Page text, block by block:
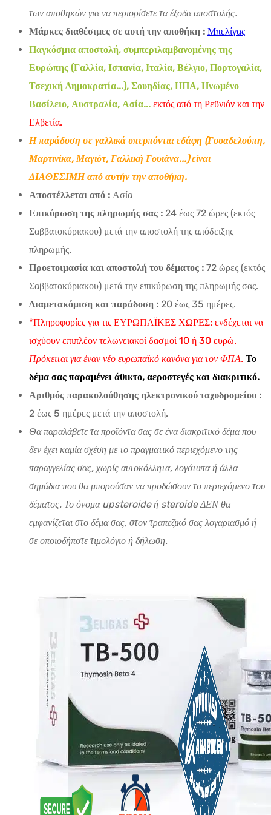
των αποθηκών για να περιορίσετε τα έξοδα αποστολής.
Μάρκες διαθέσιμες σε αυτή την αποθήκη : Μπελίγας
Παγκόσμια αποστολή, συμπεριλαμβανομένης της
Ευρώπης (Γαλλία, Ισπανία, Ιταλία, Βέλγιο, Πορτογαλία,
Τσεχική Δημοκρατία...), Σουηδίας, ΗΠΑ, Ηνωμένο
Βασίλειο, Αυστραλία, Ασία... εκτός από τη Ρεϋνιόν και την
Ελβετία.
Η παράδοση σε γαλλικά υπερπόντια εδάφη (Γουαδελούπη,
Μαρτινίκα, Μαγιότ, Γαλλική Γουιάνα...) είναι
ΔΙΑΘΕΣΙΜΗ από αυτήν την αποθήκη.
Αποστέλλεται από : Ασία
Επικύρωση της πληρωμής σας : 24 έως 72 ώρες (εκτός
Σαββατοκύριακου) μετά την αποστολή της απόδειξης
πληρωμής.
Προετοιμασία και αποστολή του δέματος : 72 ώρες (εκτός
Σαββατοκύριακου) μετά την επικύρωση της πληρωμής σας.
Διαμετακόμιση και παράδοση : 20 έως 35 ημέρες.
*Πληροφορίες για τις ΕΥΡΩΠΑΪΚΕΣ ΧΩΡΕΣ: ενδέχεται να
ισχύουν επιπλέον τελωνειακοί δασμοί 10 ή 30 ευρώ.
Πρόκειται για έναν νέο ευρωπαϊκό κανόνα για τον ΦΠΑ. Το
δέμα σας παραμένει άθικτο, αεροστεγές και διακριτικό.
Αριθμός παρακολούθησης ηλεκτρονικού ταχυδρομείου :
2 έως 5 ημέρες μετά την αποστολή.
Θα παραλάβετε τα προϊόντα σας σε ένα διακριτικό δέμα που
δεν έχει καμία σχέση με το πραγματικό περιεχόμενο της
παραγγελίας σας, χωρίς αυτοκόλλητα, λογότυπα ή άλλα
σημάδια που θα μπορούσαν να προδώσουν το περιεχόμενο του
δέματος. Το όνομα upsteroide ή steroide ΔΕΝ θα
εμφανίζεται στο δέμα σας, στον τραπεζικό σας λογαριασμό ή
σε οποιοδήποτε τιμολόγιο ή δήλωση.